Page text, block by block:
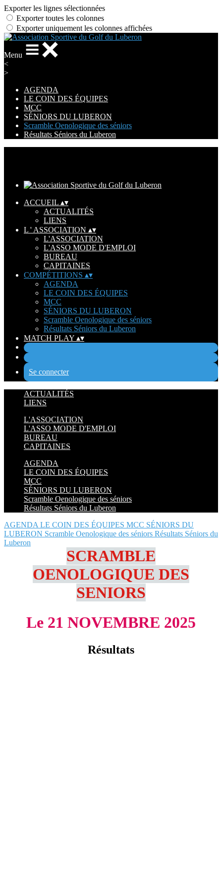
Exporter les lignes sélectionnées
Exporter toutes les colonnes
Exporter uniquement les colonnes affichées
Menu
<
>
AGENDA
LE COIN DES ÉQUIPES
MCC
SÉNIORS DU LUBERON
Scramble Oenologique des séniors
Résultats Séniors du Luberon
ACCUEIL ▴▾
ACTUALITÉS
LIENS
L ' ASSOCIATION ▴▾
L'ASSOCIATION
L'ASSO MODE D'EMPLOI
BUREAU
CAPITAINES
COMPÉTITIONS ▴▾
AGENDA
LE COIN DES ÉQUIPES
MCC
SÉNIORS DU LUBERON
Scramble Oenologique des séniors
Résultats Séniors du Luberon
MATCH PLAY ▴▾
Se connecter
ACTUALITÉS
LIENS
L'ASSOCIATION
L'ASSO MODE D'EMPLOI
BUREAU
CAPITAINES
AGENDA
LE COIN DES ÉQUIPES
MCC
SÉNIORS DU LUBERON
Scramble Oenologique des séniors
Résultats Séniors du Luberon
AGENDA LE COIN DES ÉQUIPES MCC SÉNIORS DU
LUBERON Scramble Oenologique des séniors Résultats Séniors du
Luberon
SCRAMBLE
OENOLOGIQUE DES
SENIORS
Le 21 NOVEMBRE 2025
Résultats